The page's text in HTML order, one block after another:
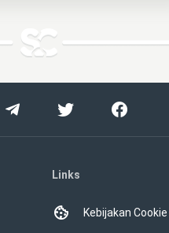
Links
Kebijakan Cookie